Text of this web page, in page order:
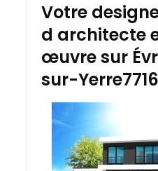
Votre
d architecte
œuvre sur
sur-